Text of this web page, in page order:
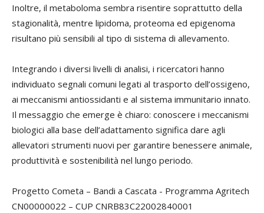
Inoltre, il metaboloma sembra risentire soprattutto della
stagionalità, mentre lipidoma, proteoma ed epigenoma
risultano più sensibili al tipo di sistema di allevamento.
Integrando i diversi livelli di analisi, i ricercatori hanno
individuato segnali comuni legati al trasporto dell’ossigeno,
ai meccanismi antiossidanti e al sistema immunitario innato.
Il messaggio che emerge è chiaro: conoscere i meccanismi
biologici alla base dell’adattamento significa dare agli
allevatori strumenti nuovi per garantire benessere animale,
produttività e sostenibilità nel lungo periodo.
Progetto Cometa – Bandi a Cascata - Programma Agritech
CN00000022 – CUP CNRB83C22002840001